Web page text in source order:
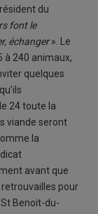
du
font le
échanger». Le
à 240 animaux,
quelques
24 toute la
viande seront
la
avant que
pour
Benoit-du-